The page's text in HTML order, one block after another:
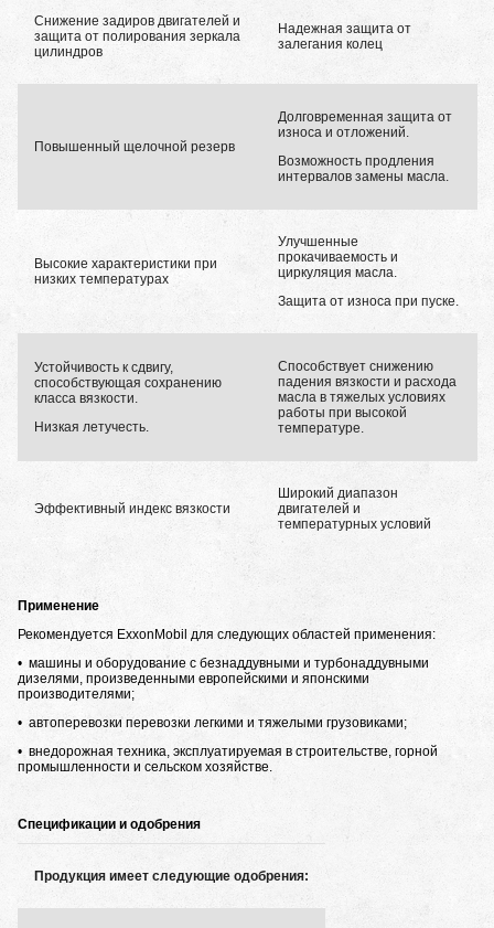
Снижение задиров двигателей и
защита от полирования зеркала
цилиндров
Надежная защита от
залегания колец
Повышенный щелочной резерв
Долговременная защита от
износа и отложений.
Возможность продления
интервалов замены масла.
Высокие характеристики при
низких температурах
Улучшенные
прокачиваемость и
циркуляция масла.
Защита от износа при пуске.
Устойчивость к сдвигу,
способствующая сохранению
класса вязкости.
Низкая летучесть.
Способствует снижению
падения вязкости и расхода
масла в тяжелых условиях
работы при высокой
температуре.
Эффективный индекс вязкости
Широкий диапазон
двигателей и
температурных условий
Применение
Рекомендуется ExxonMobil для следующих областей применения:
• машины и оборудование с безнаддувными и турбонаддувными
дизелями, произведенными европейскими и японскими
производителями;
• автоперевозки перевозки легкими и тяжелыми грузовиками;
• внедорожная техника, эксплуатируемая в строительстве, горной
промышленности и сельском хозяйстве.
Спецификации и одобрения
Продукция имеет следующие одобрения: